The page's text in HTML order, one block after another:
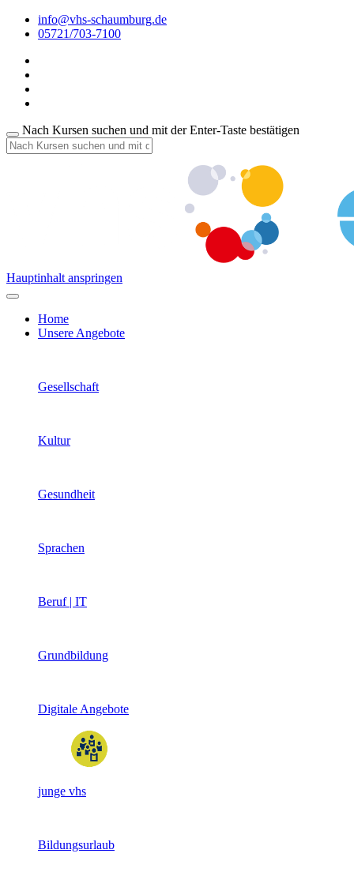
info@vhs-schaumburg.de
05721/703-7100
Nach Kursen suchen und mit der Enter-Taste bestätigen
Hauptinhalt anspringen
Home
Unsere Angebote
Gesellschaft
Kultur
Gesundheit
Sprachen
Beruf | IT
Grundbildung
Digitale Angebote
junge vhs
Bildungsurlaub